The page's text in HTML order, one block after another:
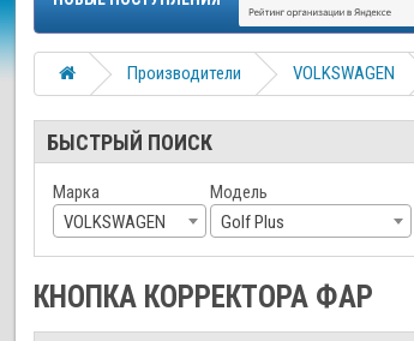
Производители VOLKSWAGEN
БЫСТРЫЙ ПОИСК
Марка
VOLKSWAGEN
Модель
Golf Plus
КНОПКА КОРРЕКТОРА ФАР